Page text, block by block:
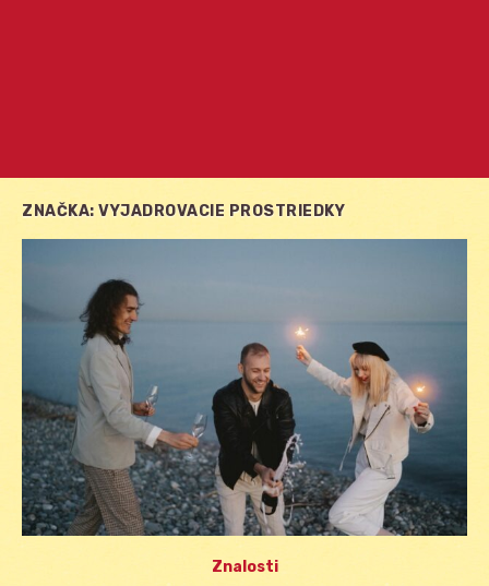
ZNAČKA: VYJADROVACIE PROSTRIEDKY
Znalosti